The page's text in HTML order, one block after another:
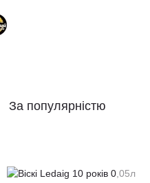
За популярністю